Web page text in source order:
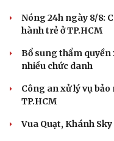
Nóng 24h ngày 8/8:
hành trẻ ở TP.HCM
Bổ sung thẩm
nhiều chức danh
Công an xử lý vụ
TP.HCM
Vua Quạt, Khánh